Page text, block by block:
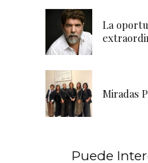
La
Miradas
Puede